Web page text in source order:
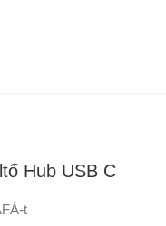
Hub USB C
t